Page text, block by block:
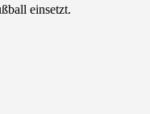
einsetzt.